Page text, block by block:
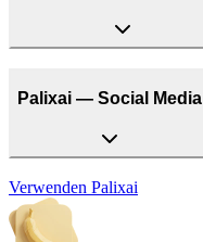
Palixai — Social Media
Verwenden Palixai